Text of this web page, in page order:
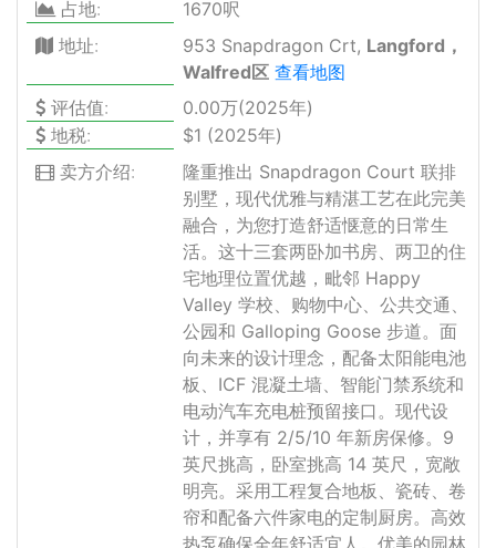
占地:
1670呎
地址:
953 Snapdragon Crt, Langford，
Walfred区 查看地图
评估值:
0.00万(2025年)
地税:
$1 (2025年)
卖方介绍:
隆重推出 Snapdragon Court 联排
别墅，现代优雅与精湛工艺在此完美
融合，为您打造舒适惬意的日常生
活。这十三套两卧加书房、两卫的住
宅地理位置优越，毗邻 Happy
Valley 学校、购物中心、公共交通、
公园和 Galloping Goose 步道。面
向未来的设计理念，配备太阳能电池
板、ICF 混凝土墙、智能门禁系统和
电动汽车充电桩预留接口。现代设
计，并享有 2/5/10 年新房保修。9
英尺挑高，卧室挑高 14 英尺，宽敞
明亮。采用工程复合地板、瓷砖、卷
帘和配备六件家电的定制厨房。高效